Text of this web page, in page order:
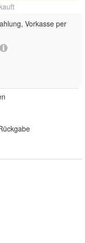
Vorkasse per